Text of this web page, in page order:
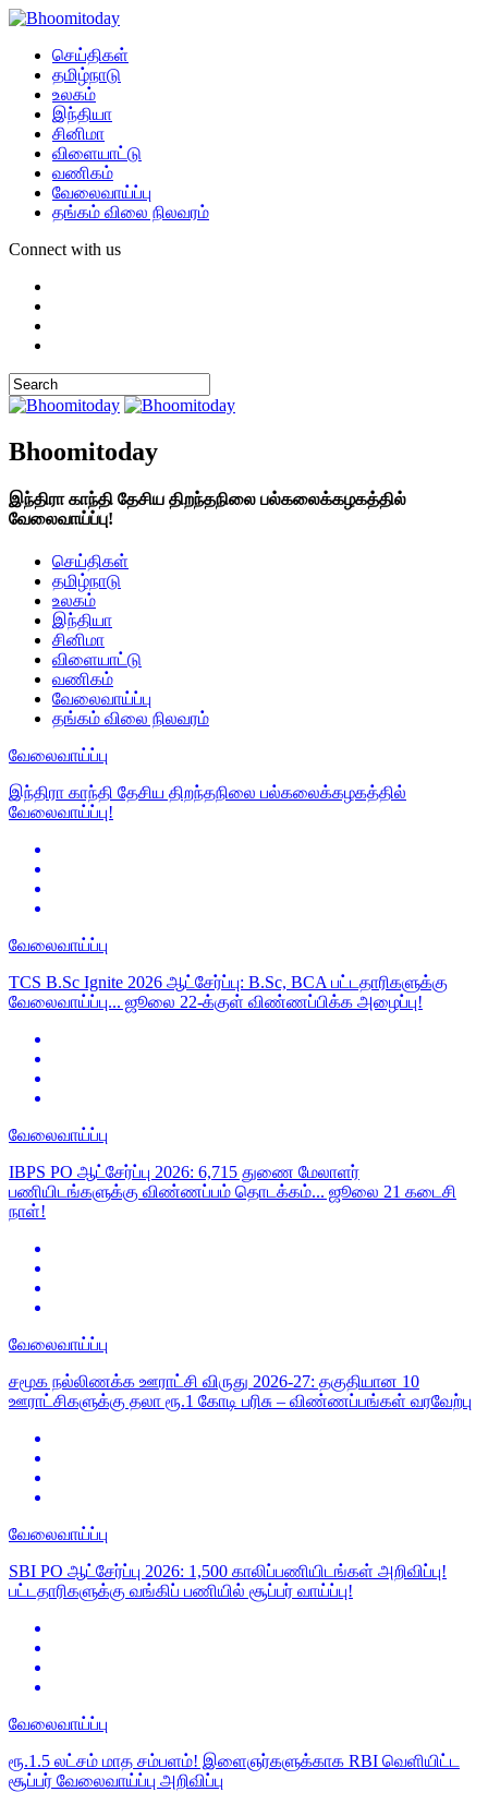
செய்திகள்
தமிழ்நாடு
உலகம்
இந்தியா
சினிமா
விளையாட்டு
வணிகம்
வேலைவாய்ப்பு
தங்கம் விலை நிலவரம்
Connect with us
Bhoomitoday
இந்திரா காந்தி தேசிய திறந்தநிலை பல்கலைக்கழகத்தில்
வேலைவாய்ப்பு!
செய்திகள்
தமிழ்நாடு
உலகம்
இந்தியா
சினிமா
விளையாட்டு
வணிகம்
வேலைவாய்ப்பு
தங்கம் விலை நிலவரம்
வேலைவாய்ப்பு
இந்திரா காந்தி தேசிய திறந்தநிலை பல்கலைக்கழகத்தில்
வேலைவாய்ப்பு!
வேலைவாய்ப்பு
TCS B.Sc Ignite 2026 ஆட்சேர்ப்பு: B.Sc, BCA பட்டதாரிகளுக்கு
வேலைவாய்ப்பு... ஜூலை 22-க்குள் விண்ணப்பிக்க அழைப்பு!
வேலைவாய்ப்பு
IBPS PO ஆட்சேர்ப்பு 2026: 6,715 துணை மேலாளர்
பணியிடங்களுக்கு விண்ணப்பம் தொடக்கம்... ஜூலை 21 கடைசி
நாள்!
வேலைவாய்ப்பு
சமூக நல்லிணக்க ஊராட்சி விருது 2026-27: தகுதியான 10
ஊராட்சிகளுக்கு தலா ரூ.1 கோடி பரிசு – விண்ணப்பங்கள் வரவேற்பு
வேலைவாய்ப்பு
SBI PO ஆட்சேர்ப்பு 2026: 1,500 காலிப்பணியிடங்கள் அறிவிப்பு!
பட்டதாரிகளுக்கு வங்கிப் பணியில் சூப்பர் வாய்ப்பு!
வேலைவாய்ப்பு
ரூ.1.5 லட்சம் மாத சம்பளம்! இளைஞர்களுக்காக RBI வெளியிட்ட
சூப்பர் வேலைவாய்ப்பு அறிவிப்பு